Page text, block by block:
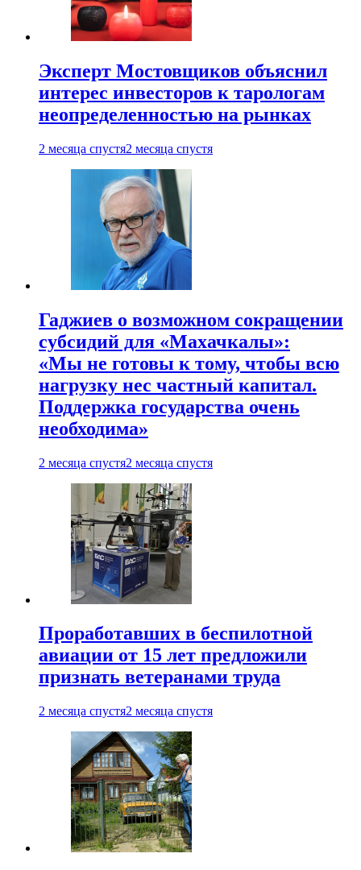
Эксперт Мостовщиков объяснил
интерес инвесторов к тарологам
неопределенностью на рынках
2 месяца спустя2 месяца спустя
Гаджиев о возможном сокращении
субсидий для «Махачкалы»:
«Мы не готовы к тому, чтобы всю
нагрузку нес частный капитал.
Поддержка государства очень
необходима»
2 месяца спустя2 месяца спустя
Проработавших в беспилотной
авиации от 15 лет предложили
признать ветеранами труда
2 месяца спустя2 месяца спустя